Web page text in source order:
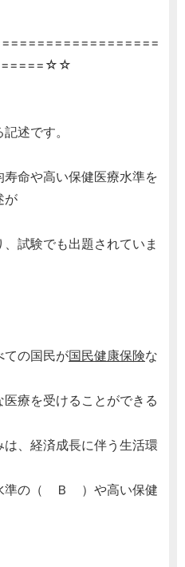
述です。
命や高い保健医療水準を
が
試験でも出題されていま
ての国民が国民健康保険な
療を受けることができる
、経済成長に伴う生活環
準の（ Ｂ ）や高い保健